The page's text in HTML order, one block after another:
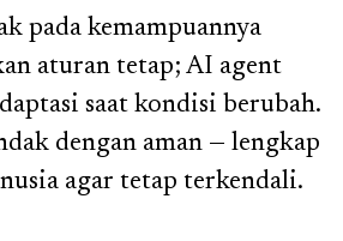
pada kemampuannya
aturan tetap; AI agent
saat kondisi berubah.
dengan aman — lengkap
agar tetap terkendali.